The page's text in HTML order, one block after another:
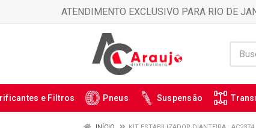
ATENDIMENTO EXCLUSIVO PARA RIO DE
e Filtros Pneus Suspensão